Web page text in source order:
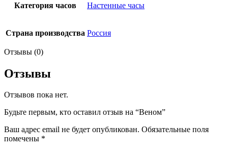
Категория часов Настенные часы
Страна производства Россия
Отзывы (0)
Отзывы
Отзывов пока нет.
Будьте первым, кто оставил отзыв на “Веном”
Ваш адрес email не будет опубликован. Обязательные поля
помечены *